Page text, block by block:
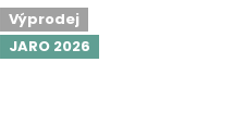
Výprodej
JARO 2026